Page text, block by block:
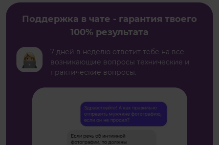
Поддержка в чате - гарантия твоего
100% результата
7 дней в неделю ответит тебе на все
возникающие вопросы технические и
практические вопросы.